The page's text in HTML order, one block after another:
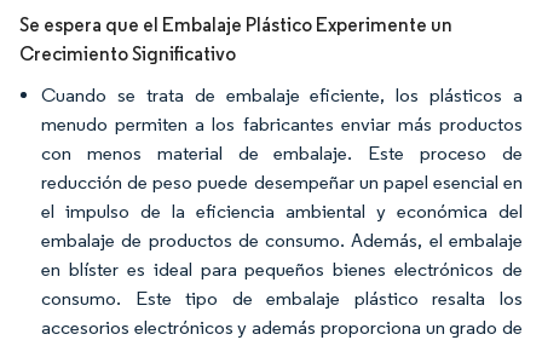
Se espera que el Embalaje Plástico Experimente un
Crecimiento Significativo
Cuando se trata de embalaje eficiente, los plásticos a
menudo permiten a los fabricantes enviar más productos
con menos material de embalaje. Este proceso de
reducción de peso puede desempeñar un papel esencial en
el impulso de la eficiencia ambiental y económica del
embalaje de productos de consumo. Además, el embalaje
en blíster es ideal para pequeños bienes electrónicos de
consumo. Este tipo de embalaje plástico resalta los
accesorios electrónicos y además proporciona un grado de